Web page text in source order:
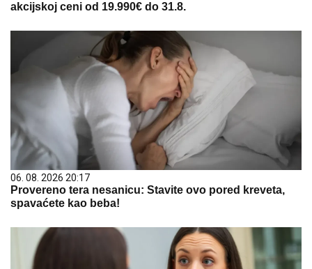
akcijskoj ceni od 19.990€ do 31.8.
06. 08. 2026 20:17
Provereno tera nesanicu: Stavite ovo pored kreveta,
spavaćete kao beba!